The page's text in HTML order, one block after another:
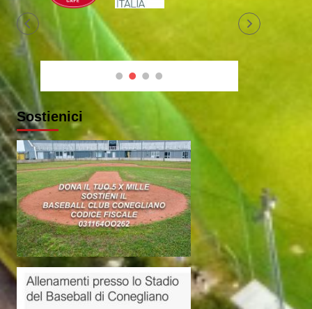
Sostienici